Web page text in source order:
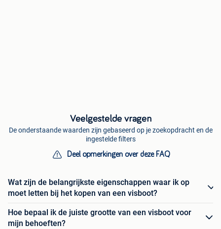
Veelgestelde vragen
De onderstaande waarden zijn gebaseerd op je zoekopdracht en de
ingestelde filters
Deel opmerkingen over deze FAQ
Wat zijn de belangrijkste eigenschappen waar ik op
moet letten bij het kopen van een visboot?
Hoe bepaal ik de juiste grootte van een visboot voor
mijn behoeften?